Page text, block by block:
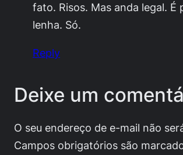
fato. Risos. Mas anda legal. É
lenha. Só.
Reply
Deixe um
O seu endereço de e-mail não
Campos obrigatórios são